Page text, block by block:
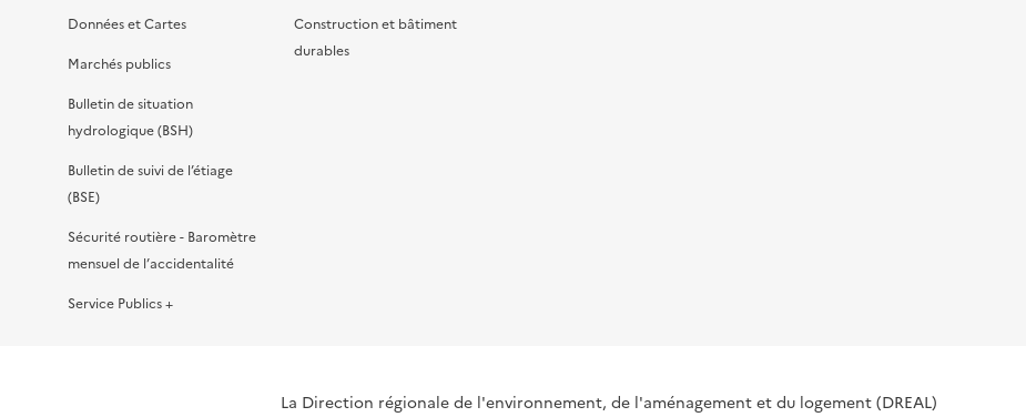
Données et Cartes
Marchés publics
Bulletin de situation
hydrologique (BSH)
Bulletin de suivi de l’étiage
(BSE)
Sécurité routière - Baromètre
mensuel de l’accidentalité
Service Publics +
Construction et bâtiment
durables
La Direction régionale de l'environnement, de l'aménagement et du logement (DREAL)